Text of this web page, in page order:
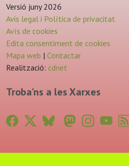
Versió juny 2026
Avis legal i Política de privacitat
Avís de cookies
Edita consentiment de cookies
Mapa web | Contactar
Realització: cdnet
Troba'ns a les Xarxes